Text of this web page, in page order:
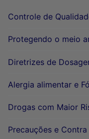
Controle de
Protegendo o meio
Diretrizes de
Alergia alimentar e
Drogas com Maior
Precauções e